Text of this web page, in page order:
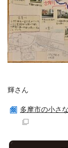
輝さん
多摩市の小さ